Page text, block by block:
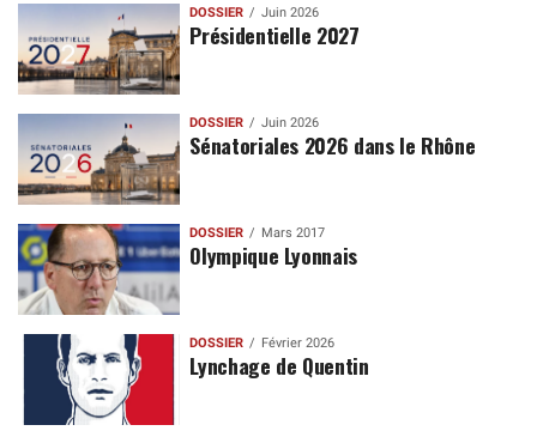
DOSSIER Juin 2026
Présidentielle 2027
DOSSIER Juin 2026
Sénatoriales 2026 dans le Rhône
DOSSIER Mars 2017
Olympique Lyonnais
DOSSIER Février 2026
Lynchage de Quentin